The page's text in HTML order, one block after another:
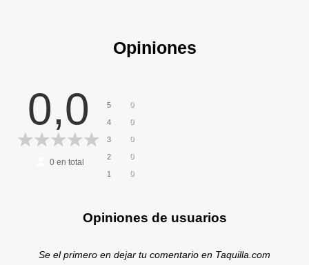
Opiniones
0,0
0en total
5 0
4 0
3 0
2 0
1 0
Opiniones de usuarios
Se el primero en dejar tu comentario en Taquilla.com